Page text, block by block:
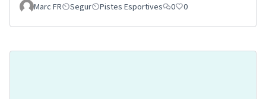
Marc FR Segur Pistes Esportives 0 0